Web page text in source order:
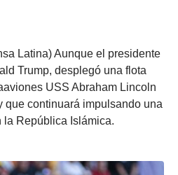
Latina) Aunque el presidente
Trump, desplegó una flota
USS Abraham Lincoln
que continuará impulsando una
República Islámica.